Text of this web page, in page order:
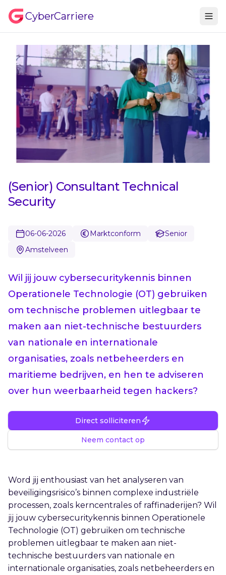
CyberCarriere
(Senior) Consultant Technical
Security
06-06-2026 Marktconform
Senior
Amstelveen
Wil jij jouw cybersecuritykennis binnen
Operationele Technologie (OT) gebruiken
om technische problemen uitlegbaar te
maken aan niet-technische bestuurders
van nationale en internationale
organisaties, zoals netbeheerders en
maritieme bedrijven, en hen te adviseren
over hun weerbaarheid tegen hackers?
Direct solliciteren
Neem contact op
Word jij enthousiast van het analyseren van
beveiligingsrisico’s binnen complexe industriële
processen, zoals kerncentrales of raffinaderijen? Wil
jij jouw cybersecuritykennis binnen Operationele
Technologie (OT) gebruiken om technische
problemen uitlegbaar te maken aan niet-
technische bestuurders van nationale en
internationale organisaties, zoals netbeheerders en